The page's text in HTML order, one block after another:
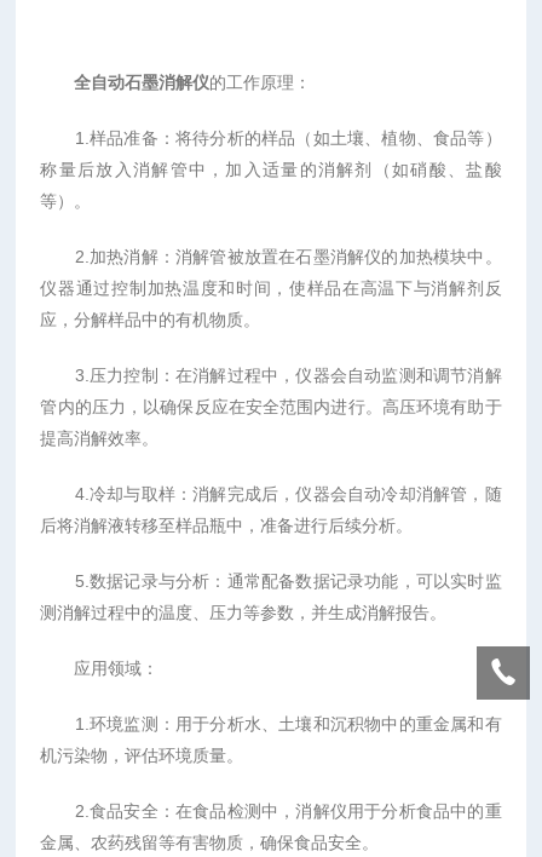
全自动石墨消解仪的工作原理：
1.样品准备：将待分析的样品（如土壤、植物、食品等）
称量后放入消解管中，加入适量的消解剂（如硝酸、盐酸
等）。
2.加热消解：消解管被放置在石墨消解仪的加热模块中。
仪器通过控制加热温度和时间，使样品在高温下与消解剂反
应，分解样品中的有机物质。
3.压力控制：在消解过程中，仪器会自动监测和调节消解
管内的压力，以确保反应在安全范围内进行。高压环境有助于
提高消解效率。
4.冷却与取样：消解完成后，仪器会自动冷却消解管，随
后将消解液转移至样品瓶中，准备进行后续分析。
5.数据记录与分析：通常配备数据记录功能，可以实时监
测消解过程中的温度、压力等参数，并生成消解报告。
应用领域：
1.环境监测：用于分析水、土壤和沉积物中的重金属和有
机污染物，评估环境质量。
2.食品安全：在食品检测中，消解仪用于分析食品中的重
金属、农药残留等有害物质，确保食品安全。